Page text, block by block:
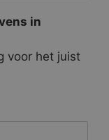
in
voor het juist